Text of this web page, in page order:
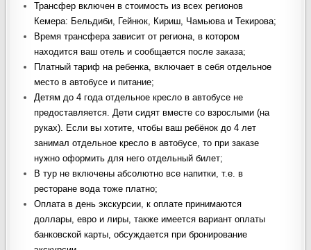
Трансфер включен в стоимость из всех регионов
Кемера: Бельдиби, Гейнюк, Кириш, Чамьюва и Текирова;
Время трансфера зависит от региона, в котором
находится ваш отель и сообщается после заказа;
Платный тариф на ребенка, включает в себя отдельное
место в автобусе и питание;
Детям до 4 года отдельное кресло в автобусе не
предоставляется. Дети сидят вместе со взрослыми (на
руках). Если вы хотите, чтобы ваш ребёнок до 4 лет
занимал отдельное кресло в автобусе, то при заказе
нужно оформить для него отдельный билет;
В тур не включены абсолютно все напитки, т.е. в
ресторане вода тоже платно;
Оплата в день экскурсии, к оплате принимаются
доллары, евро и лиры, также имеется вариант оплаты
банковской карты, обсуждается при бронирование